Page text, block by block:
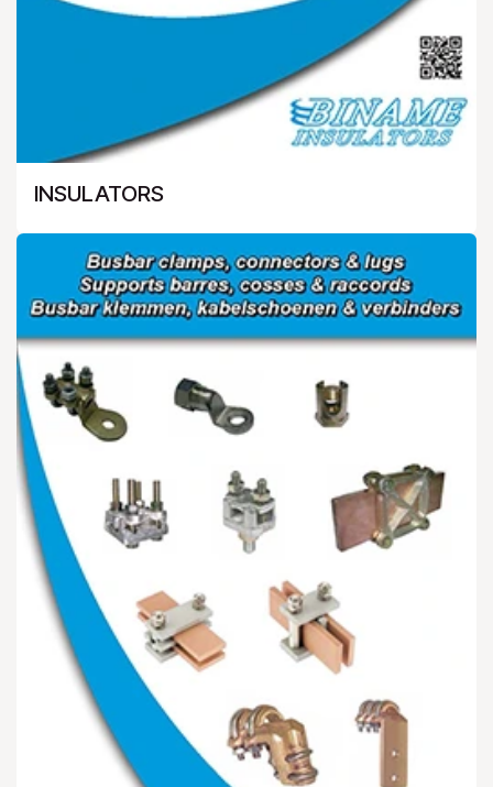
INSULATORS